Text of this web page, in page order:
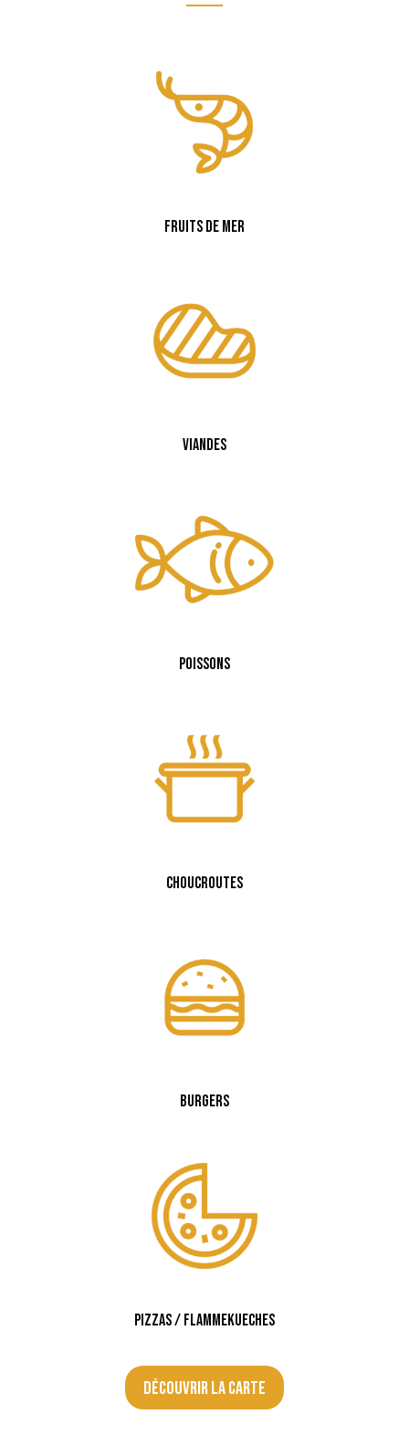
Fruits de mer
Viandes
Poissons
Choucroutes
Burgers
Pizzas / Flammekueches
Découvrir la carte